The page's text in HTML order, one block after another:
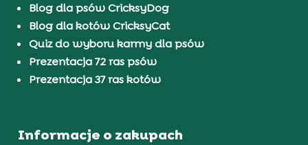
Blog dla psów CricksyDog
Blog dla kotów CricksyCat
Quiz do wyboru karmy dla psów
Prezentacja 72 ras psów
Prezentacja 37 ras kotów
Informacje o zakupach